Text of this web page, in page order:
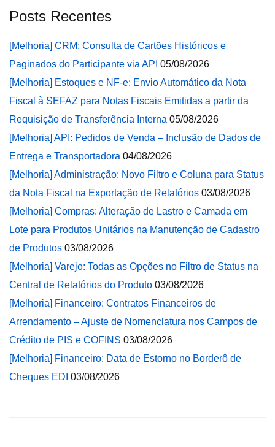
Posts Recentes
[Melhoria] CRM: Consulta de Cartões Históricos e
Paginados do Participante via API 05/08/2026
[Melhoria] Estoques e NF-e: Envio Automático da Nota
Fiscal à SEFAZ para Notas Fiscais Emitidas a partir da
Requisição de Transferência Interna 05/08/2026
[Melhoria] API: Pedidos de Venda – Inclusão de Dados de
Entrega e Transportadora 04/08/2026
[Melhoria] Administração: Novo Filtro e Coluna para Status
da Nota Fiscal na Exportação de Relatórios 03/08/2026
[Melhoria] Compras: Alteração de Lastro e Camada em
Lote para Produtos Unitários na Manutenção de Cadastro
de Produtos 03/08/2026
[Melhoria] Varejo: Todas as Opções no Filtro de Status na
Central de Relatórios do Produto 03/08/2026
[Melhoria] Financeiro: Contratos Financeiros de
Arrendamento – Ajuste de Nomenclatura nos Campos de
Crédito de PIS e COFINS 03/08/2026
[Melhoria] Financeiro: Data de Estorno no Borderô de
Cheques EDI 03/08/2026